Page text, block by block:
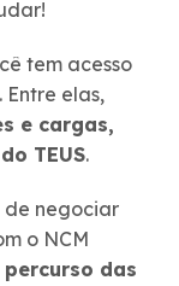
tem acesso
elas,
e cargas,
TEUS.
de negociar
o NCM
das